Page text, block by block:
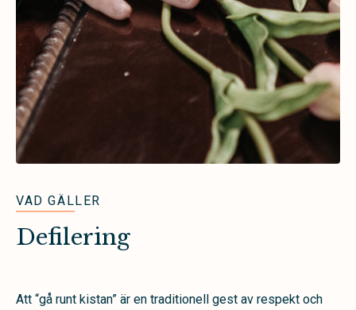
VAD GÄLLER
Defilering
Att “gå runt kistan” är en traditionell gest av respekt och